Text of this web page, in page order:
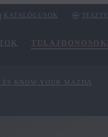
KATALÓGUSOK
KNOW YOUR MAZDA